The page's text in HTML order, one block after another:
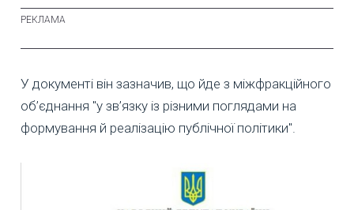
У документі він зазначив, що йде з міжфракційного
об’єднання "у зв’язку із різними поглядами на
формування й реалізацію публічної політики".